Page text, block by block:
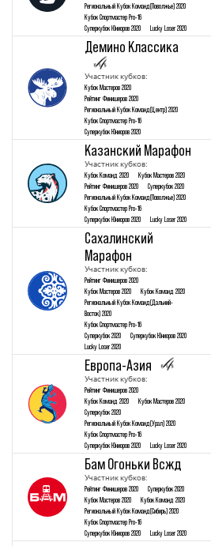
Региональный Кубок Команд(Поволжье) 2020
Кубок Спортмастер Pro-16
Суперкубок Юниоров 2020
Lucky Loser 2020
Демино Классика
Участник кубков:
Кубок Mастеров 2020
Рейтинг Финишеров 2020
Региональный Кубок Команд(Центр) 2020
Кубок Спортмастер Pro-16
Суперкубок Юниоров 2020
Казанский Марафон
Участник кубков:
Кубок Команд 2020
Кубок Mастеров 2020
Рейтинг Финишеров 2020
Суперкубок 2020
Региональный Кубок Команд(Поволжье) 2020
Кубок Спортмастер Pro-16
Суперкубок Юниоров 2020
Lucky Loser 2020
Сахалинский
Марафон
Участник кубков:
Рейтинг Финишеров 2020
Кубок Mастеров 2020
Кубок Команд 2020
Региональный Кубок Команд(Дальний-
Восток) 2020
Кубок Спортмастер Pro-16
Суперкубок 2020
Суперкубок Юниоров 2020
Lucky Loser 2020
Европа-Азия
Участник кубков:
Рейтинг Финишеров 2020
Кубок Команд 2020
Кубок Mастеров 2020
Суперкубок 2020
Региональный Кубок Команд(Урал) 2020
Кубок Спортмастер Pro-16
Суперкубок Юниоров 2020
Lucky Loser 2020
Бам Огоньки Всжд
Участник кубков:
Рейтинг Финишеров 2020
Суперкубок 2020
Кубок Mастеров 2020
Кубок Команд 2020
Региональный Кубок Команд(Сибирь) 2020
Кубок Спортмастер Pro-16
Суперкубок Юниоров 2020
Lucky Loser 2020